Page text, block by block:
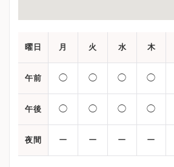
曜日 月 火 水 木
午前 ◯ ◯ ◯ ◯
午後 ◯ ◯ ◯ ◯
夜間 ー ー ー ー